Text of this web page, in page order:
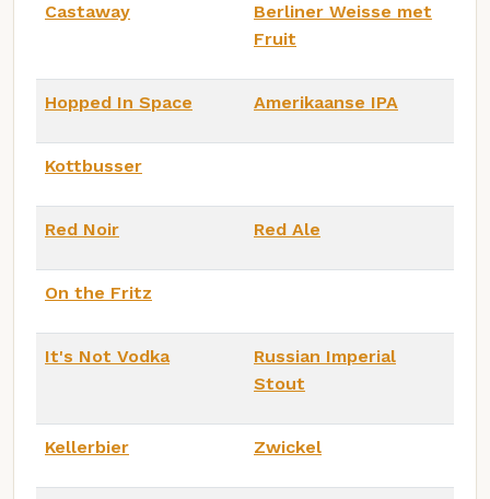
Castaway
Berliner Weisse met
Fruit
Hopped In Space Amerikaanse IPA
Kottbusser
Red Noir Red Ale
On the Fritz
It's Not Vodka
Russian Imperial
Stout
Kellerbier Zwickel